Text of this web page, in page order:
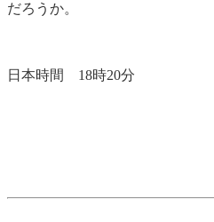
だろうか。
日本時間 18時20分